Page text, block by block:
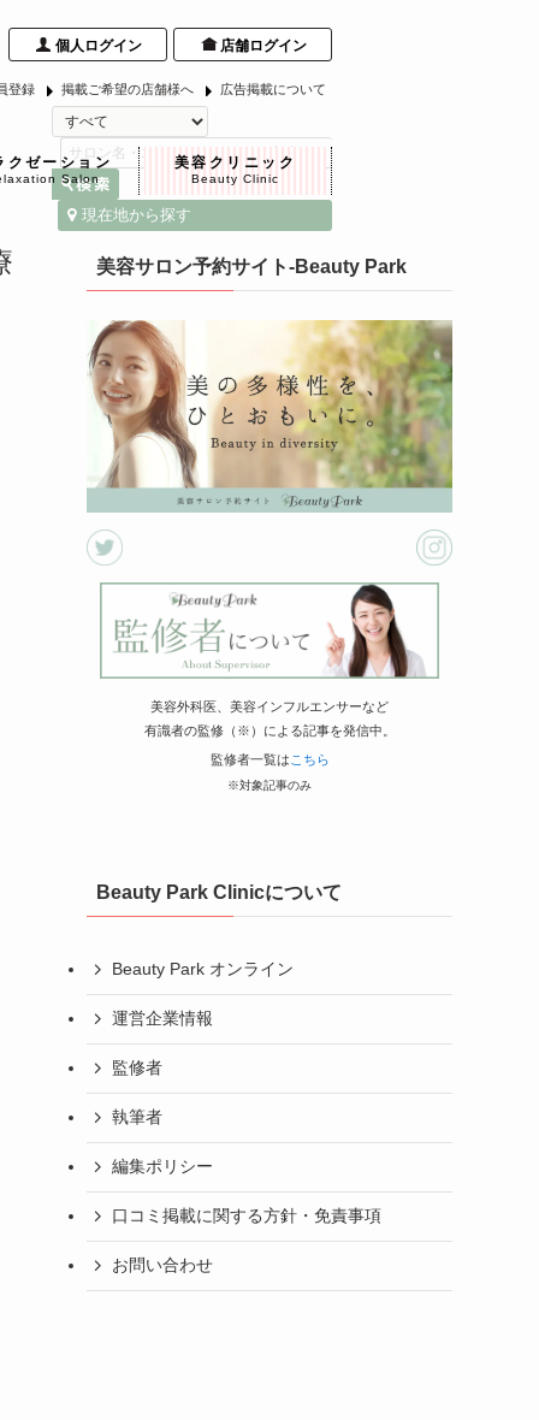
個人ログイン
店舗ログイン
広告掲載について
掲載ご希望の店舗様へ
登録
現在地から探す
クゼーション
Salon
美容クリニック
Beauty Clinic
美容サロン予約サイト-Beauty Park
美容外科医、美容インフルエンサーなど
有識者の監修（※）による記事を発信中。
監修者一覧は こちら
※対象記事のみ
Beauty Park Clinicについて
Beauty Park オンライン
運営企業情報
監修者
執筆者
編集ポリシー
口コミ掲載に関する方針・免責事項
お問い合わせ